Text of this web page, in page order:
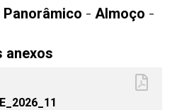
- Almoço -
anexos